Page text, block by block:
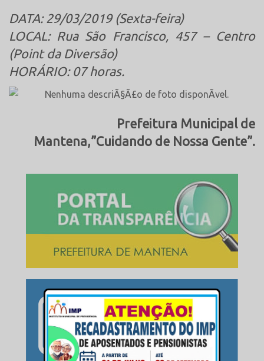
DATA: 29/03/2019 (Sexta-feira)
LOCAL: Rua São Francisco, 457 – Centro
(Point da Diversão)
HORÁRIO: 07 horas.
Prefeitura Municipal de
Mantena,”Cuidando de Nossa Gente”.